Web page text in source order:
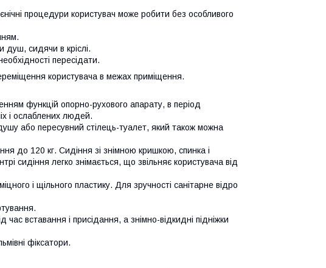
процедури користувач може робити без особливого
сидячи в кріслі.
пересідати.
користувача в межах приміщення.
функцій опорно-рухового апарату, в період
і ослаблених людей.
або пересувний стілець-туалет, який також можна
до 120 кг. Сидіння зі знімною кришкою, спинка і
сидіння легко знімається, що звільняє користувача від
і щільного пластику. Для зручності санітарне відро
вставання і присідання, а знімно-відкидні підніжки
фіксатори.